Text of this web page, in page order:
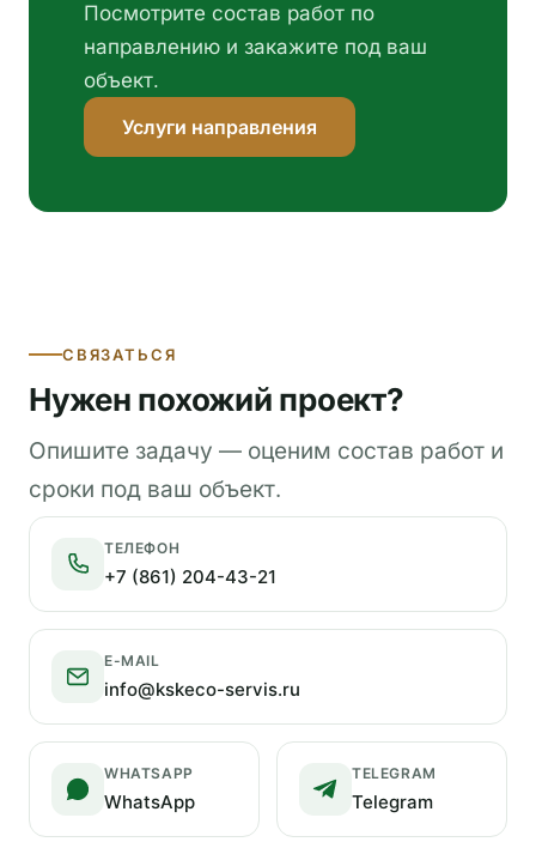
Посмотрите состав работ по
направлению и закажите под ваш
объект.
Услуги направления
СВЯЗАТЬСЯ
Нужен похожий проект?
Опишите задачу — оценим состав работ и
сроки под ваш объект.
ТЕЛЕФОН
+7 (861) 204-43-21
E-MAIL
info@kskeco-servis.ru
WHATSAPP
WhatsApp
TELEGRAM
Telegram